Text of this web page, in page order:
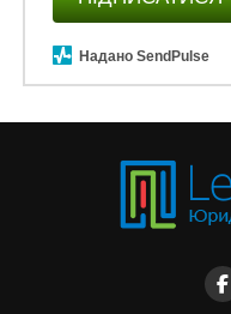
Надано SendPulse